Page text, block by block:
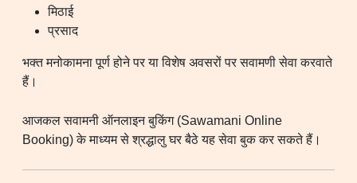
मिठाई
प्रसाद
भक्त मनोकामना पूर्ण होने पर या विशेष अवसरों पर सवामणी सेवा करवाते
हैं।
आजकल सवामनी ऑनलाइन बुकिंग (Sawamani Online
Booking) के माध्यम से श्रद्धालु घर बैठे यह सेवा बुक कर सकते हैं।